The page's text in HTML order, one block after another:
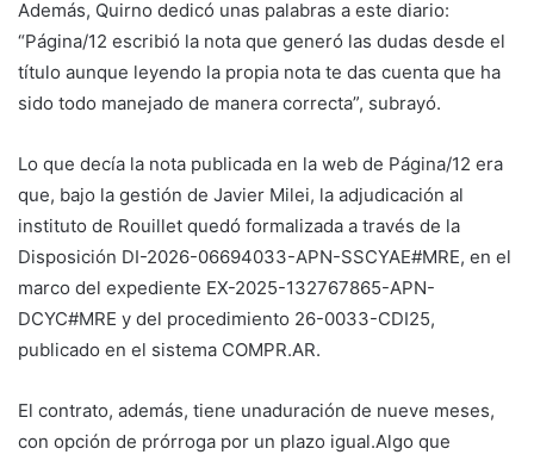
Además, Quirno dedicó unas palabras a este diario:
“Página/12 escribió la nota que generó las dudas desde el
título aunque leyendo la propia nota te das cuenta que ha
sido todo manejado de manera correcta”, subrayó.
Lo que decía la nota publicada en la web de Página/12 era
que, bajo la gestión de Javier Milei, la adjudicación al
instituto de Rouillet quedó formalizada a través de la
Disposición DI-2026-06694033-APN-SSCYAE#MRE, en el
marco del expediente EX-2025-132767865-APN-
DCYC#MRE y del procedimiento 26-0033-CDI25,
publicado en el sistema COMPR.AR.
El contrato, además, tiene unaduración de nueve meses,
con opción de prórroga por un plazo igual.Algo que